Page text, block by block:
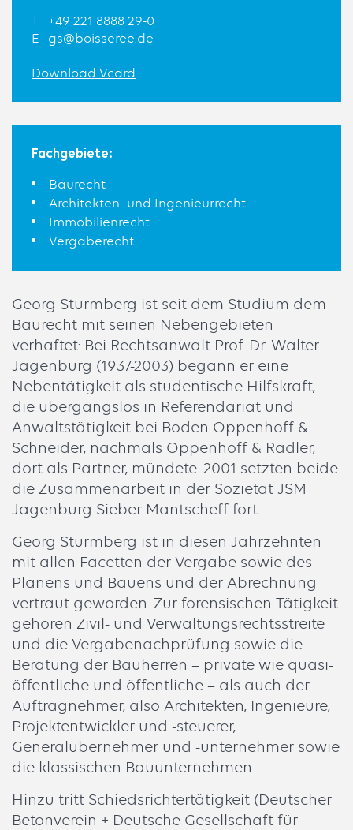
T
+49 221 8888 29-0
E
gs@boisseree.de
Download Vcard
Fachgebiete:
Baurecht
Architekten- und Ingenieurrecht
Immobilienrecht
Vergaberecht
Georg Sturmberg ist seit dem Studium dem
Baurecht mit seinen Nebengebieten
verhaftet: Bei Rechtsanwalt Prof. Dr. Walter
Jagenburg (1937-2003) begann er eine
Nebentätigkeit als studentische Hilfskraft,
die übergangslos in Referendariat und
Anwaltstätigkeit bei Boden Oppenhoff &
Schneider, nachmals Oppenhoff & Rädler,
dort als Partner, mündete. 2001 setzten beide
die Zusammenarbeit in der Sozietät JSM
Jagenburg Sieber Mantscheff fort.
Georg Sturmberg ist in diesen Jahrzehnten
mit allen Facetten der Vergabe sowie des
Planens und Bauens und der Abrechnung
vertraut geworden. Zur forensischen Tätigkeit
gehören Zivil- und Verwaltungsrechtsstreite
und die Vergabenachprüfung sowie die
Beratung der Bauherren – private wie quasi-
öffentliche und öffentliche – als auch der
Auftragnehmer, also Architekten, Ingenieure,
Projektentwickler und -steuerer,
Generalübernehmer und -unternehmer sowie
die klassischen Bauunternehmen.
Hinzu tritt Schiedsrichtertätigkeit (Deutscher
Betonverein + Deutsche Gesellschaft für